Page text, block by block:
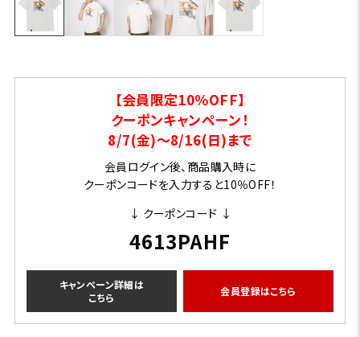
【会員限定10％OFF】
クーポンキャンペーン！
8/7(金)～8/16(日)まで
会員ログイン後、商品購入時に
クーポンコードを入力すると10％OFF！
↓ クーポンコード ↓
4613PAHF
キャンペーン詳細は
こちら
会員登録はこちら